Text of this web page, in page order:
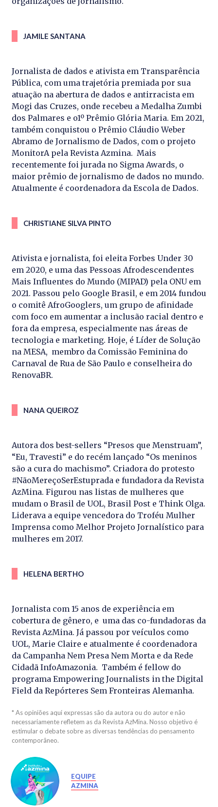
JAMILE SANTANA
Jornalista de dados e ativista em Transparência
Pública, com uma trajetória premiada por sua
atuação na abertura de dados e antirracista em
Mogi das Cruzes, onde recebeu a Medalha Zumbi
dos Palmares e o1º Prêmio Glória Maria. Em 2021,
também conquistou o Prêmio Cláudio Weber
Abramo de Jornalismo de Dados, com o projeto
MonitorA pela Revista Azmina. Mais
recentemente foi jurada no Sigma Awards, o
maior prêmio de jornalismo de dados no mundo.
Atualmente é coordenadora da Escola de Dados.
CHRISTIANE SILVA PINTO
Ativista e jornalista, foi eleita Forbes Under 30
em 2020, e uma das Pessoas Afrodescendentes
Mais Influentes do Mundo (MIPAD) pela ONU em
2021. Passou pelo Google Brasil, e em 2014 fundou
o comitê AfroGooglers, um grupo de afinidade
com foco em aumentar a inclusão racial dentro e
fora da empresa, especialmente nas áreas de
tecnologia e marketing. Hoje, é Líder de Solução
na MESA, membro da Comissão Feminina do
Carnaval de Rua de São Paulo e conselheira do
RenovaBR.
NANA QUEIROZ
Autora dos best-sellers “Presos que Menstruam”,
“Eu, Travesti” e do recém lançado “Os meninos
são a cura do machismo”. Criadora do protesto
#NãoMereçoSerEstuprada e fundadora da Revista
AzMina. Figurou nas listas de mulheres que
mudam o Brasil de UOL, Brasil Post e Think Olga.
Liderava a equipe vencedora do Troféu Mulher
Imprensa como Melhor Projeto Jornalístico para
mulheres em 2017.
HELENA BERTHO
Jornalista com 15 anos de experiência em
cobertura de gênero, e uma das co-fundadoras da
Revista AzMina. Já passou por veículos como
UOL, Marie Claire e atualmente é coordenadora
da Campanha Nem Presa Nem Morta e da Rede
Cidadã InfoAmazonia. Também é fellow do
programa Empowering Journalists in the Digital
Field da Repórteres Sem Fronteiras Alemanha.
* As opiniões aqui expressas são da autora ou do autor e não
necessariamente refletem as da Revista AzMina. Nosso objetivo é
estimular o debate sobre as diversas tendências do pensamento
contemporâneo.
EQUIPE
AZMINA